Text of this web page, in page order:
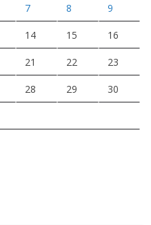
7 8 9
14 15 16
21 22 23
28 29 30